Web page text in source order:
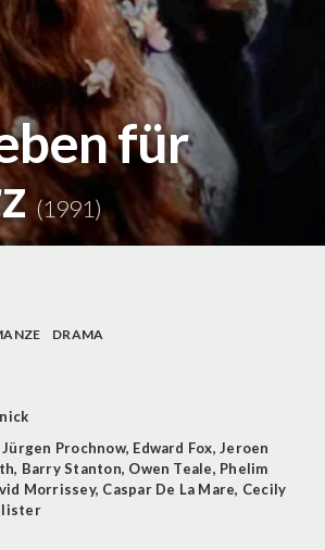
für
(1991)
DRAMA
Jürgen Prochnow, Edward Fox,Jeroen
, Barry Stanton, Owen Teale, Phelim
Morrissey, Caspar De La Mare, Cecily